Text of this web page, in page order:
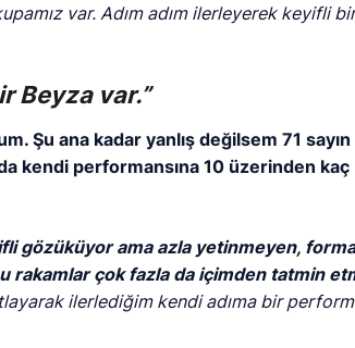
var. Adım adım ilerleyerek keyifli
Beyza var.”
Şu ana kadar yanlış değilsem 71
kendi performansına 10 üzerinden kaç
gözüküyor ama azla yetinmeyen,
rakamlar çok fazla da içimden tatmin
ilerlediğim kendi adıma bir